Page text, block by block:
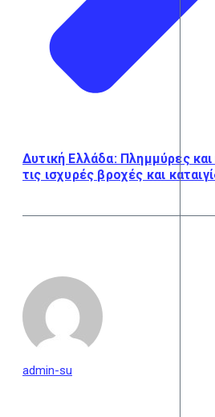
Δυτική Ελλάδα: Πλημμύρες
τις ισχυρές βροχές και
admin-su